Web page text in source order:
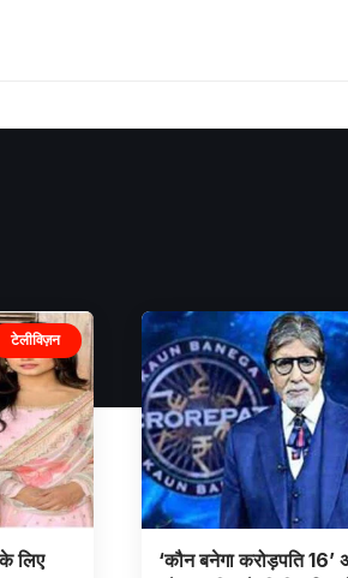
टेलीविज़न
लिए
‘कौन बनेगा करोड़पति